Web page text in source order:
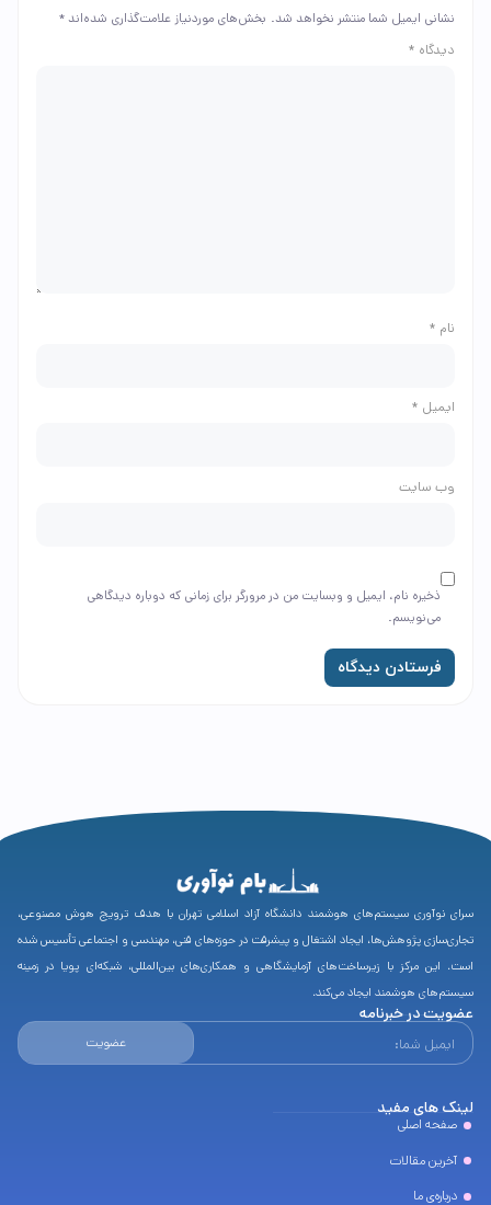
نشانی ایمیل شما منتشر نخواهد شد. بخش‌های موردنیاز علامت‌گذاری شده‌اند*
دیدگاه *
نام *
ایمیل *
وب‌ سایت
ذخیره نام، ایمیل و وبسایت من در مرورگر برای زمانی که دوباره دیدگاهی
می‌نویسم.
سرای نوآوری سیستم‌های هوشمند دانشگاه آزاد اسلامی تهران با هدف ترویج هوش مصنوعی،
تجاری‌سازی پژوهش‌ها، ایجاد اشتغال و پیشرفت در حوزه‌های فنی، مهندسی و اجتماعی تأسیس شده
است. این مرکز با زیرساخت‌های آزمایشگاهی و همکاری‌های بین‌المللی، شبکه‌ای پویا در زمینه
سیستم‌های هوشمند ایجاد می‌کند.
عضویت در خبرنامه
عضویت
لینک های مفید
صفحه اصلی
آخرین مقالات
درباره‌ی ما